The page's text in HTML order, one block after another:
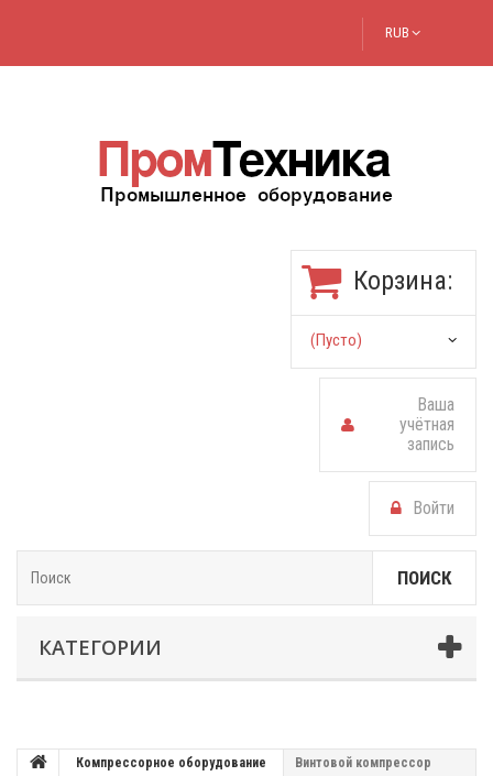
RUB
Корзина:
(пусто)
Ваша
учётная
запись
Войти
ПОИСК
КАТЕГОРИИ
Компрессорное оборудование
Винтовой компрессор